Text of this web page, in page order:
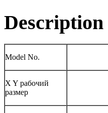
Description
Model No.
X Y рабочий
размер